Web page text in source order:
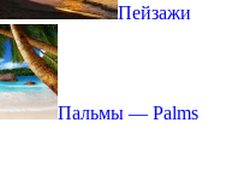
Пейзажи
Пальмы — Palms